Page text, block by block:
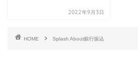
2022年9月3日
HOME Splash About銀行振込